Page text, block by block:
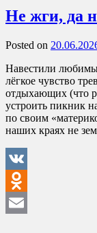
Не жги, да
Posted on
Навестили
лёгкое чувство
отдыхающих (что
устроить пикник
по своим
наших краях не
VK
Odnoklassniki